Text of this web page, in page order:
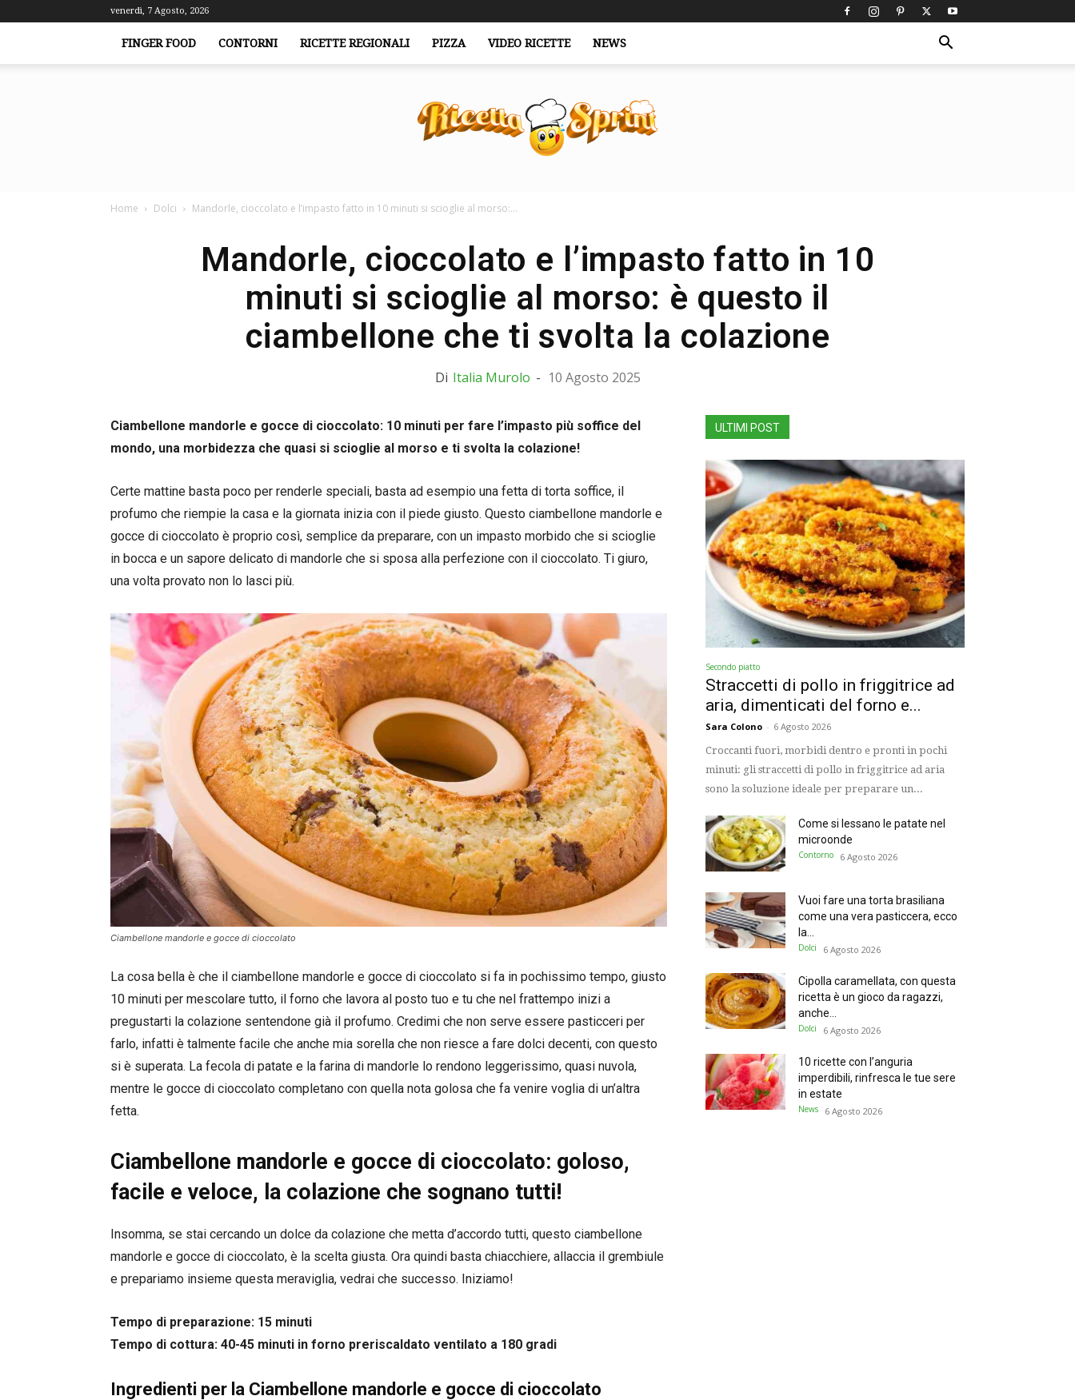
venerdì, 7 Agosto, 2026
FINGER FOOD CONTORNI RICETTE REGIONALI PIZZA VIDEO RICETTE NEWS
Home Dolci Mandorle, cioccolato e l’impasto fatto in 10 minuti si scioglie al morso:...
Mandorle, cioccolato e l’impasto fatto in 10
minuti si scioglie al morso: è questo il
ciambellone che ti svolta la colazione
Di Italia Murolo - 10 Agosto 2025
Ciambellone mandorle e gocce di cioccolato: 10 minuti per fare l’impasto più soffice del
mondo, una morbidezza che quasi si scioglie al morso e ti svolta la colazione!
Certe mattine basta poco per renderle speciali, basta ad esempio una fetta di torta soffice, il
profumo che riempie la casa e la giornata inizia con il piede giusto. Questo ciambellone mandorle e
gocce di cioccolato è proprio così, semplice da preparare, con un impasto morbido che si scioglie
in bocca e un sapore delicato di mandorle che si sposa alla perfezione con il cioccolato. Ti giuro,
una volta provato non lo lasci più.
Ciambellone mandorle e gocce di cioccolato
La cosa bella è che il ciambellone mandorle e gocce di cioccolato si fa in pochissimo tempo, giusto
10 minuti per mescolare tutto, il forno che lavora al posto tuo e tu che nel frattempo inizi a
pregustarti la colazione sentendone già il profumo. Credimi che non serve essere pasticceri per
farlo, infatti è talmente facile che anche mia sorella che non riesce a fare dolci decenti, con questo
si è superata. La fecola di patate e la farina di mandorle lo rendono leggerissimo, quasi nuvola,
mentre le gocce di cioccolato completano con quella nota golosa che fa venire voglia di un’altra
fetta.
Ciambellone mandorle e gocce di cioccolato: goloso,
facile e veloce, la colazione che sognano tutti!
Insomma, se stai cercando un dolce da colazione che metta d’accordo tutti, questo ciambellone
mandorle e gocce di cioccolato, è la scelta giusta. Ora quindi basta chiacchiere, allaccia il grembiule
e prepariamo insieme questa meraviglia, vedrai che successo. Iniziamo!
Tempo di preparazione: 15 minuti
Tempo di cottura: 40-45 minuti in forno preriscaldato ventilato a 180 gradi
Ingredienti per la Ciambellone mandorle e gocce di cioccolato
ULTIMI POST
Secondo piatto
Straccetti di pollo in friggitrice ad
aria, dimenticati del forno e...
Sara Colono - 6 Agosto 2026
Croccanti fuori, morbidi dentro e pronti in pochi
minuti: gli straccetti di pollo in friggitrice ad aria
sono la soluzione ideale per preparare un...
Come si lessano le patate nel
microonde
Contorno 6 Agosto 2026
Vuoi fare una torta brasiliana
come una vera pasticcera, ecco
la...
Dolci 6 Agosto 2026
Cipolla caramellata, con questa
ricetta è un gioco da ragazzi,
anche...
Dolci 6 Agosto 2026
10 ricette con l’anguria
imperdibili, rinfresca le tue sere
in estate
News 6 Agosto 2026